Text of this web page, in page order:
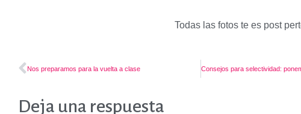
Todas las fotos te es post
Nos preparamos para la vuelta a clase
Deja una respuesta